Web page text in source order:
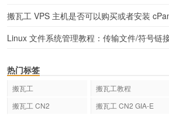
搬瓦工 VPS 主机是否可以购买或者安装
Linux 文件系统管理教程：传输文件/符号链
热门标签
搬瓦工 搬瓦工教程
搬瓦工 CN2
搬瓦工 CN2 GIA-E